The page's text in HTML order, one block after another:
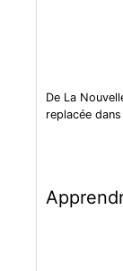
De La
replacée